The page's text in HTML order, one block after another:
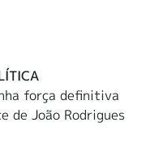
força definitiva
de João Rodrigues